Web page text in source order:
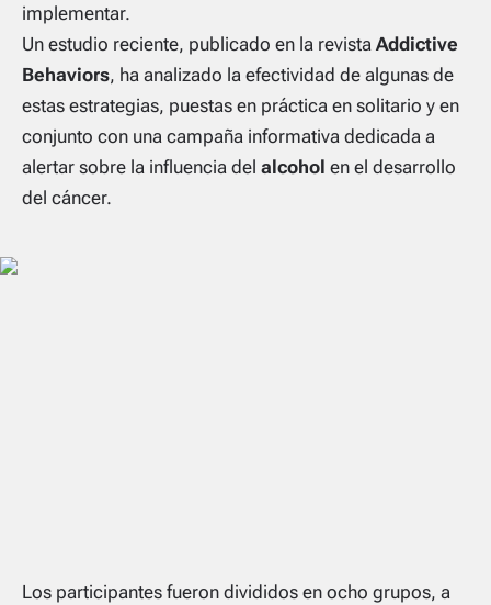
implementar.
Un estudio reciente, publicado en la revista Addictive
Behaviors, ha analizado la efectividad de algunas de
estas estrategias, puestas en práctica en solitario y en
conjunto con una campaña informativa dedicada a
alertar sobre la influencia del alcohol en el desarrollo
del cáncer.
Los participantes fueron divididos en ocho grupos, a